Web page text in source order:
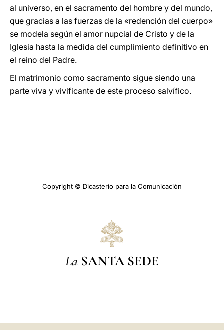
al universo, en el sacramento del hombre y del mundo,
que gracias a las fuerzas de la «redención del cuerpo»
se modela según el amor nupcial de Cristo y de la
Iglesia hasta la medida del cumplimiento definitivo en
el reino del Padre.
El matrimonio como sacramento sigue siendo una
parte viva y vivificante de este proceso salvífico.
Copyright © Dicasterio para la Comunicación
La SANTA SEDE